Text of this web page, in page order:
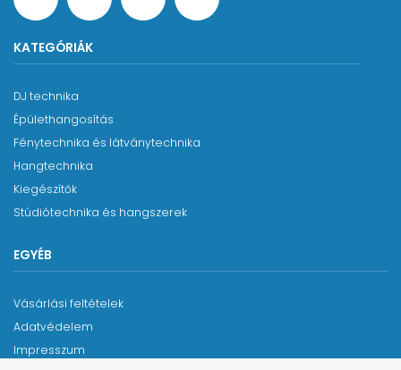
KATEGÓRIÁK
DJ technika
Épülethangosítás
Fénytechnika és látványtechnika
Hangtechnika
Kiegészítők
Stúdiótechnika és hangszerek
EGYÉB
Vásárlási feltételek
Adatvédelem
Impresszum